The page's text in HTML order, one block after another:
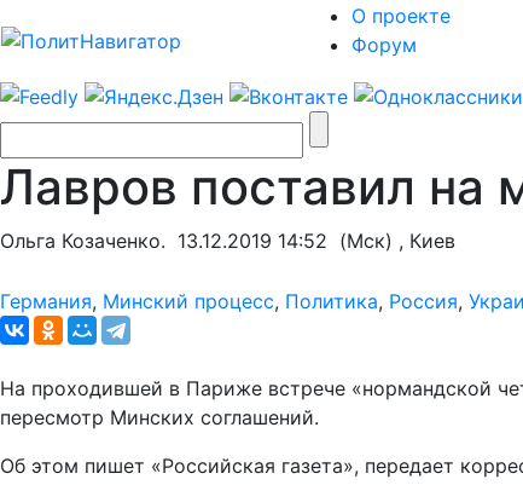
О проекте
Форум
Лавров поставил на
Ольга Козаченко. 13.12.2019 14:52 (Мск) , Киев
Германия, Минский процесс, Политика, Россия,
На проходившей в Париже встрече «нормандской
пересмотр Минских соглашений.
Об этом пишет «Российская газета», передает